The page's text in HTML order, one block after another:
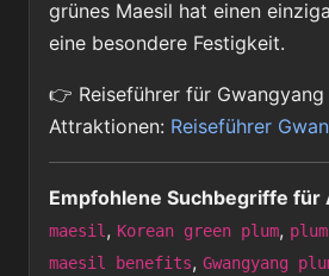
grünes Maesil hat einen
eine besondere Festigkeit.
👉 Reiseführer für
Attraktionen: Reiseführer
Empfohlene Suchbegriffe für
maesil, Korean green plum,
maesil benefits, Gwangyang